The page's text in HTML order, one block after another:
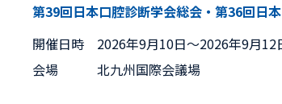
第39回日本口腔診断学会総会・第36回日
開催日時
2026年9月10日〜2026年9月12
会場
北九州国際会議場